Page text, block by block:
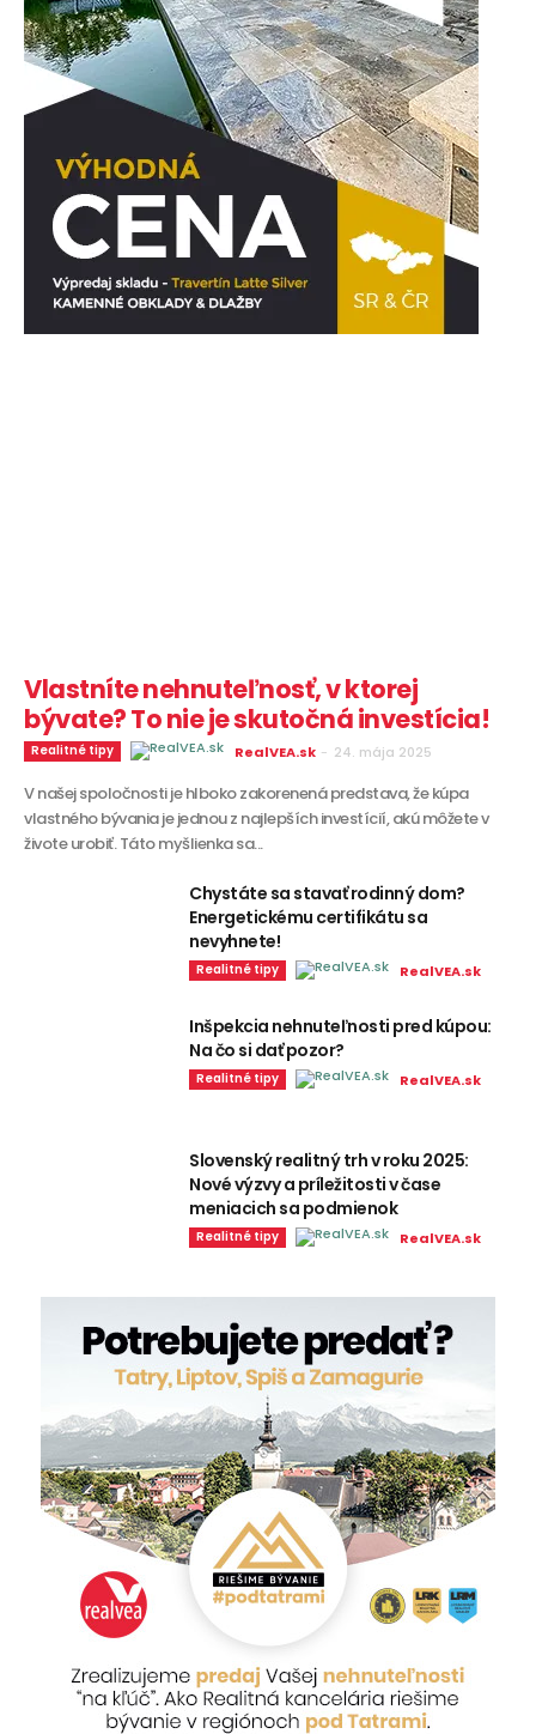
Vlastníte nehnuteľnosť, v ktorej
bývate? To nie je skutočná investícia!
Realitné tipy RealVEA.sk - 24. mája 2025
V našej spoločnosti je hlboko zakorenená predstava, že kúpa
vlastného bývania je jednou z najlepších investícií, akú môžete v
živote urobiť. Táto myšlienka sa...
Chystáte sa stavať rodinný dom?
Energetickému certifikátu sa
nevyhnete!
Realitné tipy RealVEA.sk
Inšpekcia nehnuteľnosti pred kúpou:
Na čo si dať pozor?
Realitné tipy RealVEA.sk
Slovenský realitný trh v roku 2025:
Nové výzvy a príležitosti v čase
meniacich sa podmienok
Realitné tipy RealVEA.sk